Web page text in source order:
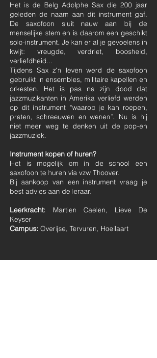
Het is de Belg Adolphe Sax die 200 jaar
geleden de naam aan dit instrument gaf.
De saxofoon sluit nauw aan bij de
menselijke stem en is daarom een geschikt
solo-instrument. Je kan er al je gevoelens in
kwijt: vreugde, verdriet, boosheid,
verliefdheid...
Tijdens Sax z'n leven werd de saxofoon
gebruikt in ensembles, militaire kapellen en
orkesten. Het is pas na zijn dood dat
jazzmuzikanten in Amerika verliefd werden
op dit instrument “waarop je kan roepen,
praten, schreeuwen en wenen”. Nu is hij
niet meer weg te denken uit de pop-en
jazzmuziek.
Instrument kopen of huren?
Het is mogelijk om in de school een
saxofoon te huren via vzw Thoover.
Bij aankoop van een instrument vraag je
best advies aan de leraar.
Leerkracht: Martien Caelen, Lieve De
Keyser
Campus: Overijse, Tervuren, Hoeilaart